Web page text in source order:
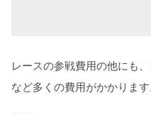
レースの参戦費用の他にも
など多くの費用がかかります